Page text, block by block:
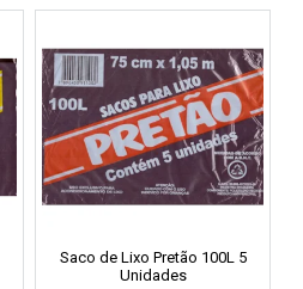
Saco de Lixo Pretão 100L 5
Unidades